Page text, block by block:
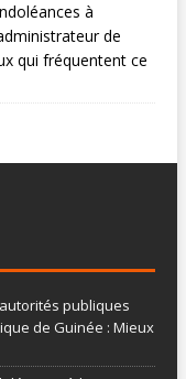
à
de
qui fréquentent ce
publiques
de Guinée : Mieux